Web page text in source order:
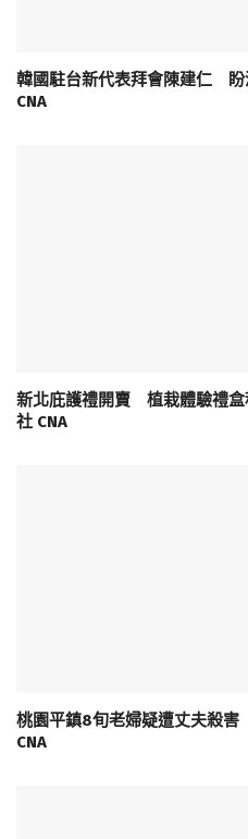
韓國駐台新代表拜會陳建仁
CNA
新北庇護禮開賣 植栽體驗禮
社 CNA
桃園平鎮8旬老婦疑遭丈夫殺
CNA